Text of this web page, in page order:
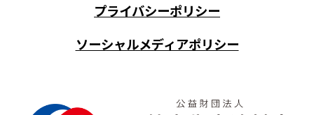
プライバシーポリシー
ソーシャルメディアポリシー